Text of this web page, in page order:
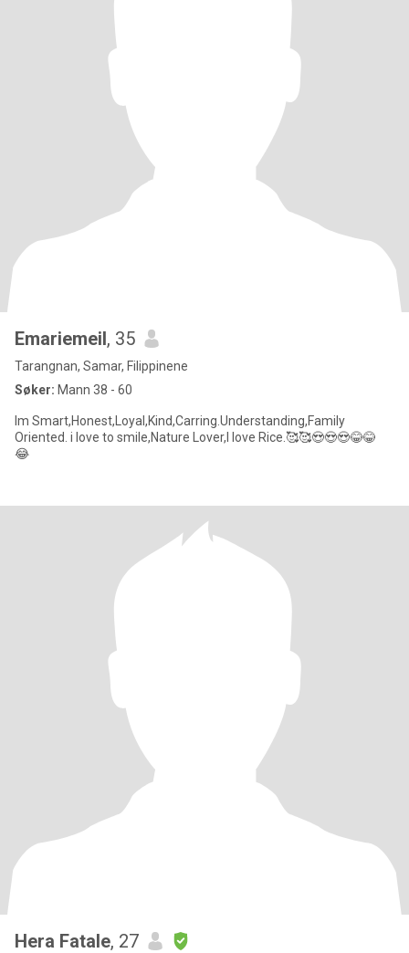
Emariemeil, 35
Tarangnan, Samar, Filippinene
Søker: Mann 38 - 60
Im Smart,Honest,Loyal,Kind,Carring.Understanding,Family
Oriented. i love to smile,Nature Lover,I love Rice.🥰🥰😍😍😍😂😂
😂
Hera Fatale, 27